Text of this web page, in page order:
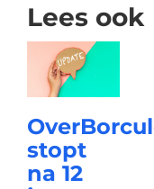
Lees ook
stopt
na 12